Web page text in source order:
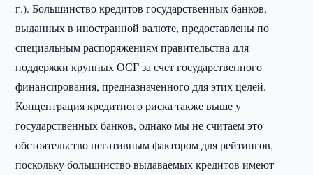
г.). Большинство кредитов государственных банков,
выданных в иностранной валюте, предоставлены по
специальным распоряжениям правительства для
поддержки крупных ОСГ за счет государственного
финансирования, предназначенного для этих целей.
Концентрация кредитного риска также выше у
государственных банков, однако мы не считаем это
обстоятельство негативным фактором для рейтингов,
поскольку большинство выдаваемых кредитов имеют